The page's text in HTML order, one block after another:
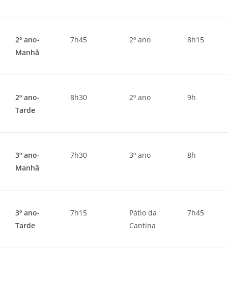
2º ano-
Manhã
7h45 2º ano 8h15
2º ano-
Tarde
8h30 2º ano 9h
3º ano-
Manhã
7h30 3º ano 8h
3º ano-
Tarde
7h15
Pátio da
Cantina
7h45